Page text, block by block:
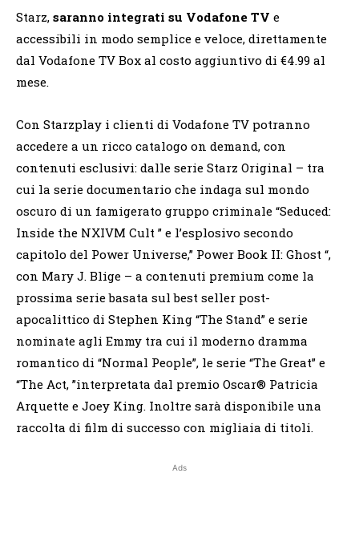
Starz, saranno integrati su Vodafone TV e
accessibili in modo semplice e veloce, direttamente
dal Vodafone TV Box al costo aggiuntivo di €4.99 al
mese.
Con Starzplay i clienti di Vodafone TV potranno
accedere a un ricco catalogo on demand, con
contenuti esclusivi: dalle serie Starz Original – tra
cui la serie documentario che indaga sul mondo
oscuro di un famigerato gruppo criminale “Seduced:
Inside the NXIVM Cult ” e l’esplosivo secondo
capitolo del Power Universe,” Power Book II: Ghost “,
con Mary J. Blige – a contenuti premium come la
prossima serie basata sul best seller post-
apocalittico di Stephen King “The Stand” e serie
nominate agli Emmy tra cui il moderno dramma
romantico di “Normal People”, le serie “The Great” e
“The Act, ”interpretata dal premio Oscar® Patricia
Arquette e Joey King. Inoltre sarà disponibile una
raccolta di film di successo con migliaia di titoli.
Ads